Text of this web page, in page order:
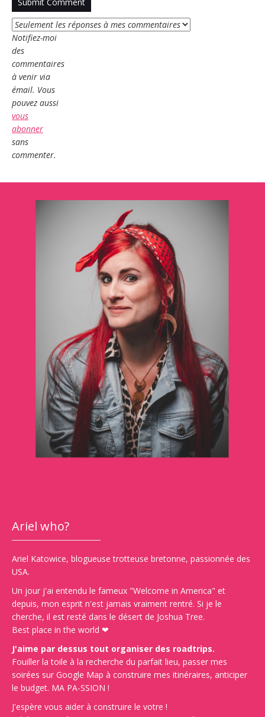
Notifiez-moi
des
commentaires
à venir via
émail. Vous
pouvez aussi
vous
abonner
sans
commenter.
Ariel who?
Ariel Katowice, blogueuse trotteuse bretonne, passionnée des
USA.
Un jour j'ai entendu le fameux "Welcome in America" et
depuis, mon esprit n'est jamais vraiment rentré. Si je le
cherche, il est resté dans le désert de Joshua Tree.
Best place in the world ❤
J'aime par dessus tout organiser des roadtrips.
Fouiller la toile à la recherche du parfait lieu, passer mes
soirées sur Google Map à construire mes itinéraires, anticiper
le budget. MA PA-SSION !
J'espère vous aider à construire le votre !